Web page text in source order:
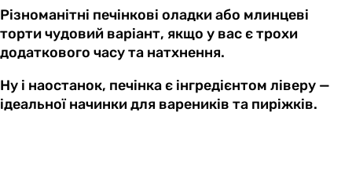
Різноманітні печінкові оладки або млинцеві
торти чудовий варіант, якщо у вас є трохи
додаткового часу та натхнення.
Ну і наостанок, печінка є інгредієнтом ліверу —
ідеальної начинки для вареників та пиріжків.